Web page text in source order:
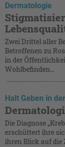
Dermatologie
Zwei Drittel aller
Betroffenen zu
in der
Wohlbefinden...
Halt Geben in
Die Diagnose
erschüttert ihre
ihren Blick auf die